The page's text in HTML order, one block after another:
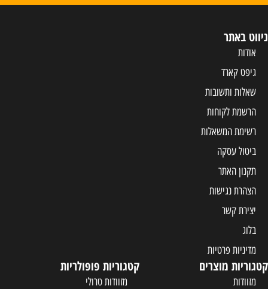
ניווט באתר
אודות
גיפט קארד
שאלות ותשובות
הרשמת לקוחות
רשימת המשאלות
ביטול עסקה
תקנון האתר
הצהרת נגישות
יצירת קשר
בלוג
מדיניות פרטיות
קטגוריות מוצרים
מזוודות
קטגוריות פופולריות
מזוודות טרולי